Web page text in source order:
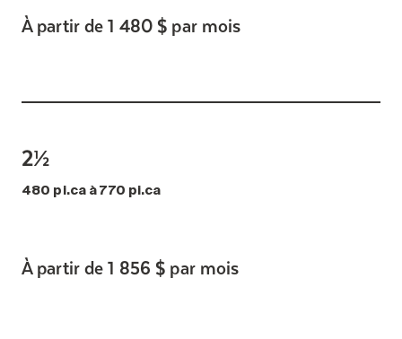
À partir de 1 480 $ par mois
2½
480 pi.ca à 770 pi.ca
À partir de 1 856 $ par mois